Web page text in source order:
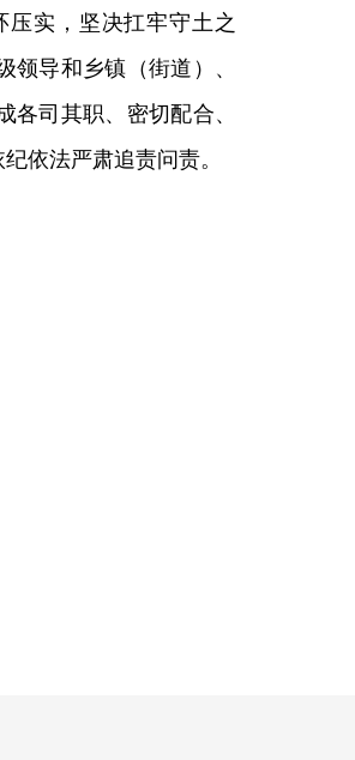
实，坚决扛牢守土之
导和乡镇（街道）、
司其职、密切配合、
依法严肃追责问责。